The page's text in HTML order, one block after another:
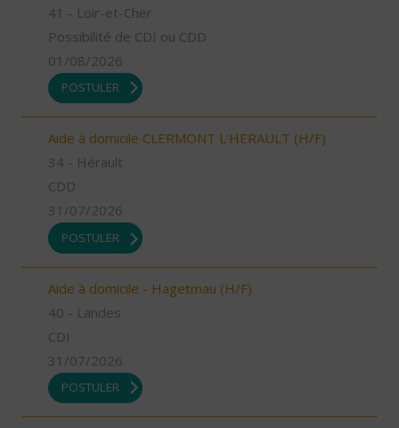
41 - Loir-et-Cher
Possibilité de CDI ou CDD
01/08/2026
POSTULER
Aide à domicile CLERMONT L'HERAULT (H/F)
34 - Hérault
CDD
31/07/2026
POSTULER
Aide à domicile - Hagetmau (H/F)
40 - Landes
CDI
31/07/2026
POSTULER